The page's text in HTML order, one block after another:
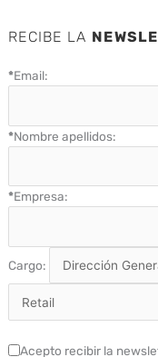
RECIBE LA
*Email:
*Nombre apellidos:
*Empresa:
Cargo:
Acepto recibir la